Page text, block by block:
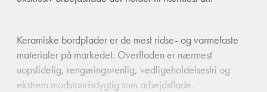
Keramiske bordplader er de mest ridse- og varmefaste
materialer på markedet. Overfladen er nærmest
uopslidelig, rengøringsvenlig, vedligeholdelsesfri og
ekstrem modstandsdygtig som arbejdsflade.